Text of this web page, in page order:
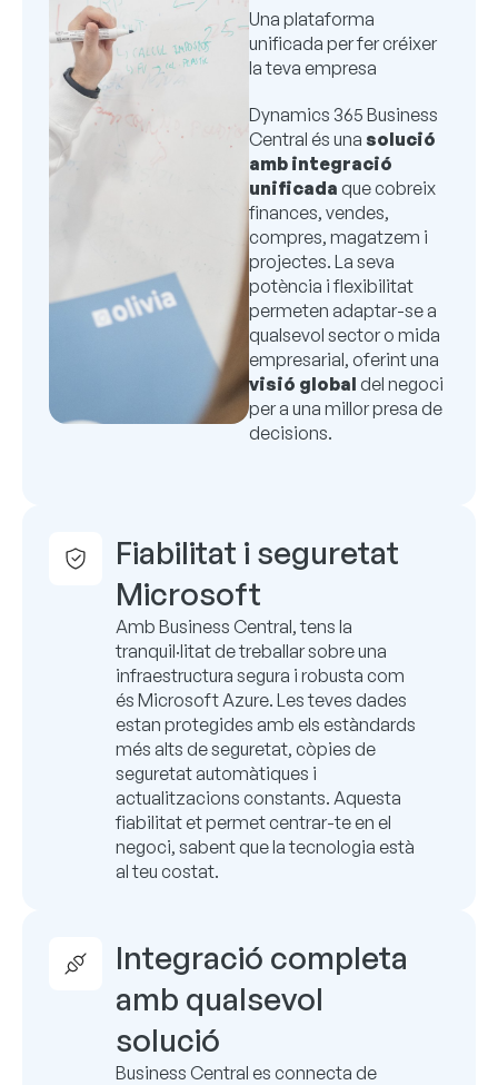
Una plataforma
unificada per fer créixer
la teva empresa
Dynamics 365 Business
Central és una solució
amb integració
unificada que cobreix
finances, vendes,
compres, magatzem i
projectes. La seva
potència i flexibilitat
permeten adaptar-se a
qualsevol sector o mida
empresarial, oferint una
visió global del negoci
per a una millor presa de
decisions.
Fiabilitat i seguretat
Microsoft
Amb Business Central, tens la
tranquil·litat de treballar sobre una
infraestructura segura i robusta com
és Microsoft Azure. Les teves dades
estan protegides amb els estàndards
més alts de seguretat, còpies de
seguretat automàtiques i
actualitzacions constants. Aquesta
fiabilitat et permet centrar-te en el
negoci, sabent que la tecnologia està
al teu costat.
Integració completa
amb qualsevol
solució
Business Central es connecta de